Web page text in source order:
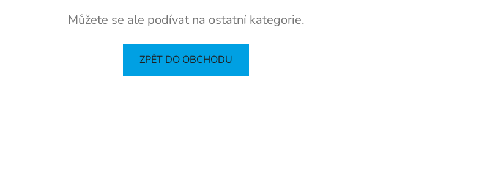
Můžete se ale podívat na ostatní kategorie.
ZPĚT DO OBCHODU